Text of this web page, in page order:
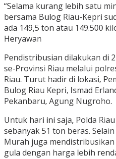
“Selama kurang lebih satu
bersama Bulog Riau-Kepri
ada 149,5 ton atau 149.500
Heryawan
Pendistribusian dilakukan di
se-Provinsi Riau melalui
Riau. Turut hadir di lokasi,
Bulog Riau Kepri, Ismad
Pekanbaru, Agung Nugroho.
Untuk hari ini saja, Polda
sebanyak 51 ton beras.
Murah juga
gula dengan harga lebih